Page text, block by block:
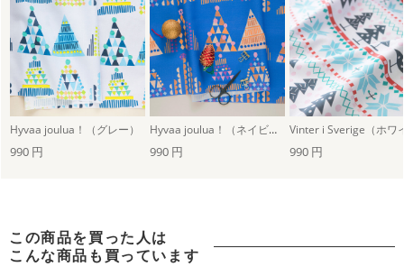
Hyvaa joulua！（グレー） Hyvaa joulua！（ネイビー）
990 円 990 円 990 円
この商品を買った人は
こんな商品も買っています